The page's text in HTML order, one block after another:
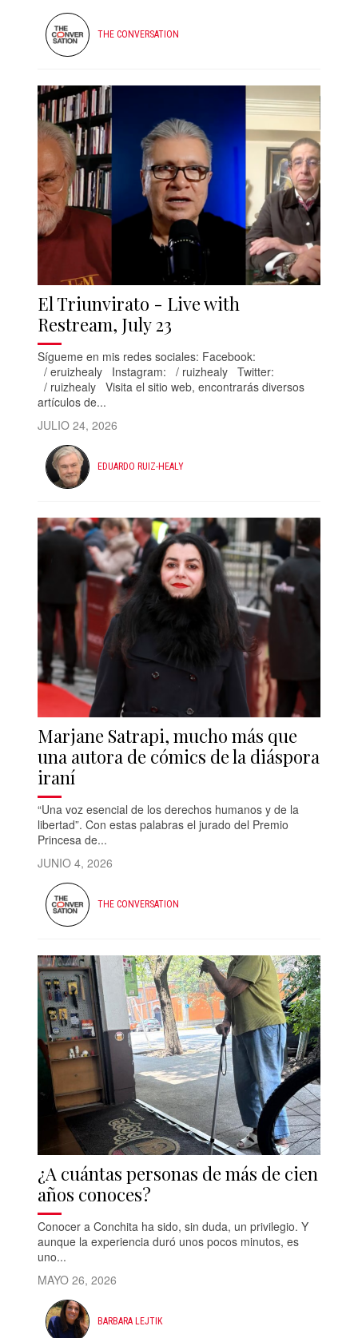
THE CONVERSATION
El Triunvirato - Live with
Restream, July 23
Sígueme en mis redes sociales: Facebook:
/ eruizhealy Instagram: / ruizhealy Twitter:
/ ruizhealy Visita el sitio web, encontrarás diversos
artículos de...
JULIO 24, 2026
EDUARDO RUIZ-HEALY
Marjane Satrapi, mucho más que
una autora de cómics de la diáspora
iraní
“Una voz esencial de los derechos humanos y de la
libertad”. Con estas palabras el jurado del Premio
Princesa de...
JUNIO 4, 2026
THE CONVERSATION
¿A cuántas personas de más de cien
años conoces?
Conocer a Conchita ha sido, sin duda, un privilegio. Y
aunque la experiencia duró unos pocos minutos, es
uno...
MAYO 26, 2026
BARBARA LEJTIK